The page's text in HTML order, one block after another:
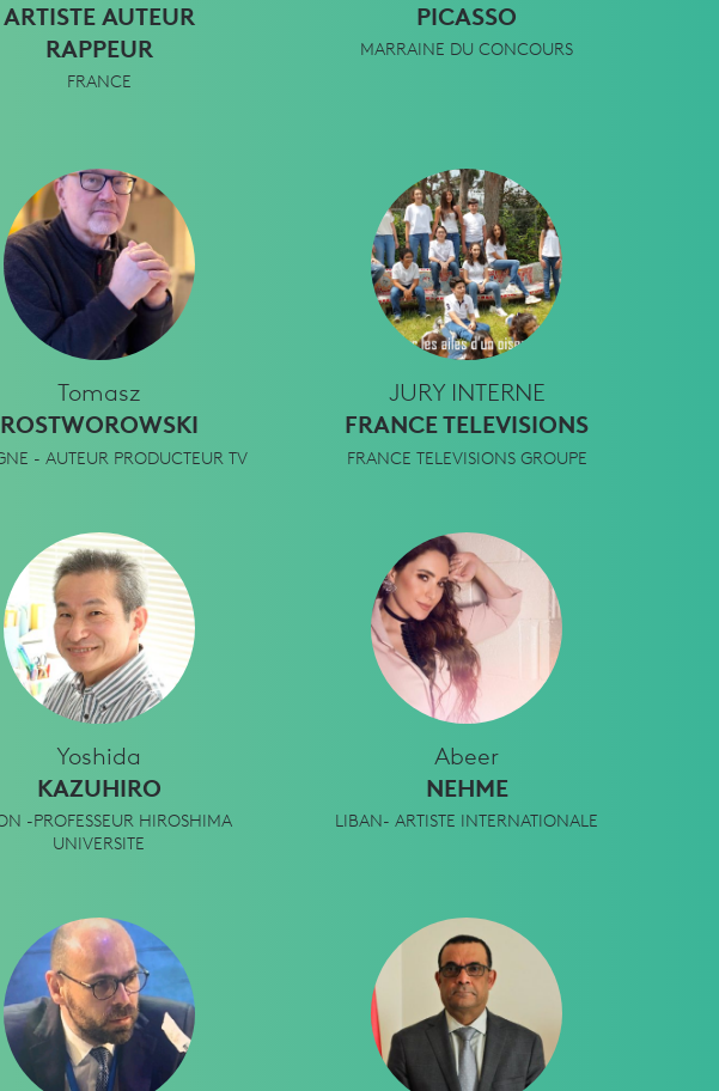
ARTISTE AUTEUR
RAPPEUR
FRANCE
PICASSO
MARRAINE DU CONCOURS
Tomasz
ROSTWOROWSKI
- AUTEUR PRODUCTEUR TV
JURY INTERNE
FRANCE TELEVISIONS
FRANCE TELEVISIONS GROUPE
Yoshida
KAZUHIRO
-PROFESSEUR HIROSHIMA
UNIVERSITE
Abeer
NEHME
LIBAN- ARTISTE INTERNATIONALE